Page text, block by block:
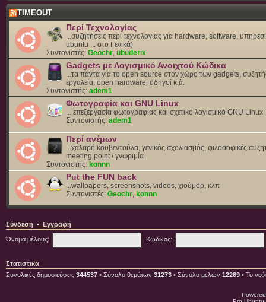
TIMEOUT
Περί Τεχνολογίας
...συζητήσεις περί τεχνολογίας για hardware, software,
ubuntu ... στο Γενικά)
Συντονιστές: Geochr ubuderix
Gadgets με Λογισμικό Ανοιχτού Κώδικα
...τα πάντα για το open source στον χώρο των gadgets,
εργαλεία, open hardware, οδηγοί κ.ά.
Συντονιστής: adem1
Φωτογραφία και GNU Linux
... επεξεργασία φωτογραφίας και σχετικό λογισμικό GNU Linux
Συντονιστής: adem1
Περί ανέμων
...χαλαρή κουβεντούλα, γενικός σχολιασμός, φιλοσοφικές
meeting point / γνωριμία
Συντονιστής: konnn
Put the FUN back
...wallpapers, screenshots, videos, χιούμορ, κλπ
Συντονιστές: Geochr konnn
Σύνδεση • Εγγραφή
Όνομα μέλους: Κωδικός:
Στατιστικά
Συνολικές δημοσιεύσεις 344537 • Σύνολο θεμάτων 31273 • Σύνολο μελών 12289 • Το